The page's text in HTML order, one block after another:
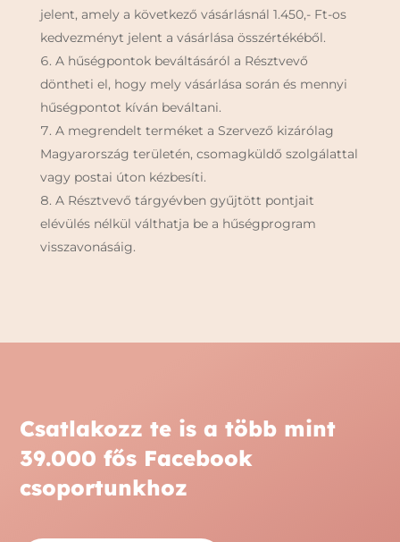
jelent, amely a következő vásárlásnál 1.450,- Ft-os
kedvezményt jelent a vásárlása összértékéből.
A hűségpontok beváltásáról a Résztvevő
döntheti el, hogy mely vásárlása során és mennyi
hűségpontot kíván beváltani.
A megrendelt terméket a Szervező kizárólag
Magyarország területén, csomagküldő szolgálattal
vagy postai úton kézbesíti.
A Résztvevő tárgyévben gyűjtött pontjait
elévülés nélkül válthatja be a hűségprogram
visszavonásáig.
Csatlakozz te is a több mint
39.000 fős Facebook
csoportunkhoz